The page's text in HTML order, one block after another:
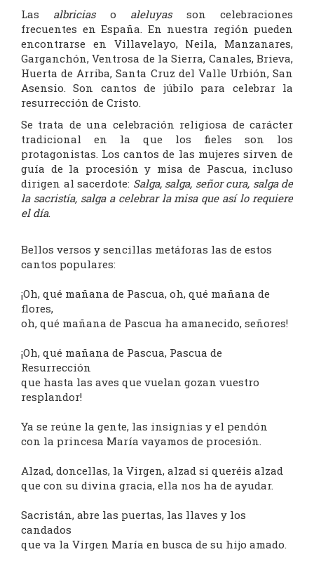
Las albriciaso aleluyasson celebraciones
frecuentes en España. En nuestra región pueden
encontrarse en Villavelayo, Neila, Manzanares,
Garganchón, Ventrosa de la Sierra, Canales, Brieva,
Huerta de Arriba, Santa Cruz del Valle Urbión, San
Asensio. Son cantos de júbilo para celebrar la
resurrección de Cristo.
Se trata de una celebración religiosa de carácter
tradicional en la que los fieles son los
protagonistas. Los cantos de las mujeres sirven de
guía de la procesión y misa de Pascua, incluso
dirigen al sacerdote: Salga, salga, señor cura, salga de
la sacristía, salga a celebrar la misa que así lo requiere
el día.
Bellos versos y sencillas metáforas las de estos
cantos populares:
¡Oh, qué mañana de Pascua, oh, qué mañana de
flores,
oh, qué mañana de Pascua ha amanecido, señores!
¡Oh, qué mañana de Pascua, Pascua de
Resurrección
que hasta las aves que vuelan gozan vuestro
resplandor!
Ya se reúne la gente, las insignias y el pendón
con la princesa María vayamos de procesión.
Alzad, doncellas, la Virgen, alzad si queréis alzad
que con su divina gracia, ella nos ha de ayudar.
Sacristán, abre las puertas, las llaves y los
candados
que va la Virgen María en busca de su hijo amado.